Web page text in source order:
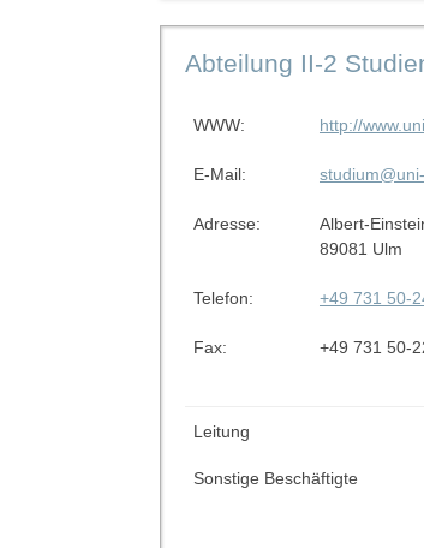
Abteilung II-2
WWW: http://
E-Mail:
Adresse:
Albert-
89081 Ulm
Telefon: +49 731 50-
Fax: +49 731 50-
Leitung
Sonstige Beschäftigte